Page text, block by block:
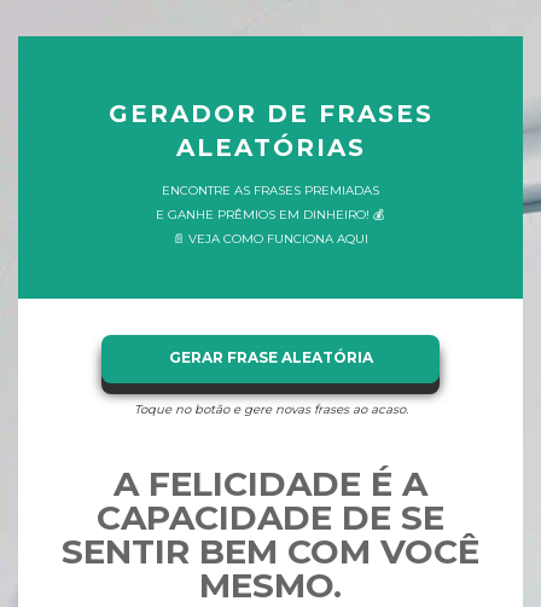
GERADOR DE FRASES
ALEATÓRIAS
ENCONTRE AS FRASES PREMIADAS
E GANHE PRÊMIOS EM DINHEIRO! 💰
📄 VEJA COMO FUNCIONA AQUI
GERAR FRASE ALEATÓRIA
Toque no botão e gere novas frases ao acaso.
A FELICIDADE É A
CAPACIDADE DE SE
SENTIR BEM COM VOCÊ
MESMO.